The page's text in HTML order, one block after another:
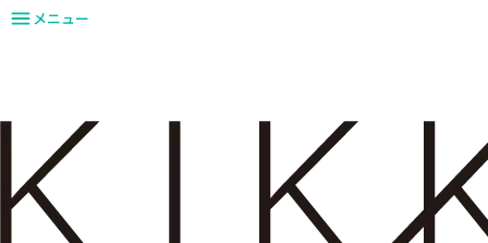
メニュー